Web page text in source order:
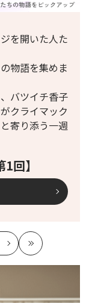
回】
を開いた人た
物語を集めま
バツイチ香子
クライマック
寄り添う一週
最
新